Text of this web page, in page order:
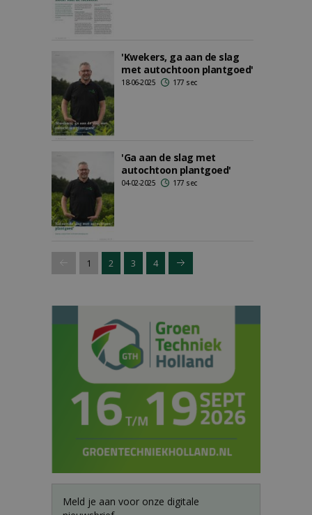
'Kwekers, ga aan de slag
met autochtoon plantgoed'
18-06-2025 177 sec
'Ga aan de slag met
autochtoon plantgoed'
04-02-2025 177 sec
1 2 3 4
Meld je aan voor onze digitale